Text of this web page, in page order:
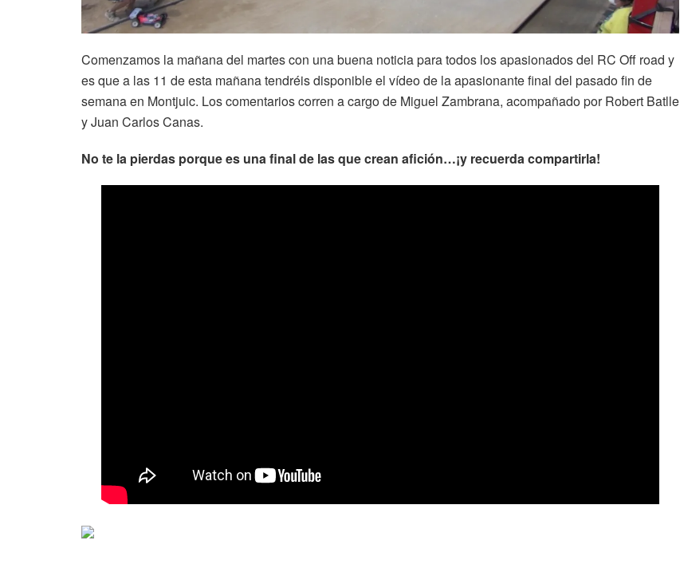
Comenzamos la mañana del martes con una buena noticia para todos los apasionados del RC Off road y
es que a las 11 de esta mañana tendréis disponible el vídeo de la apasionante final del pasado fin de
semana en Montjuic. Los comentarios corren a cargo de Miguel Zambrana, acompañado por Robert Batlle
y Juan Carlos Canas.
No te la pierdas porque es una final de las que crean afición…¡y recuerda compartirla!